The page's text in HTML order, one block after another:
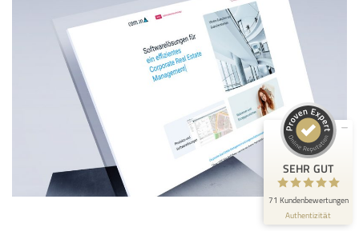
SEHR GUT
71 Kundenbewertungen
Authentizität
Kundenbewertungen und Erfahrungen zu
Konzeptschmied GmbH
100%
Empfehlungen auf
ProvenExpert.com
SEHR GUT
28
Bewertungen auf
ProvenExpert.com
43
Bewertungen von 3
anderen Quellen
Blick aufs ProvenExpert-Profil werfen
22.2.2026